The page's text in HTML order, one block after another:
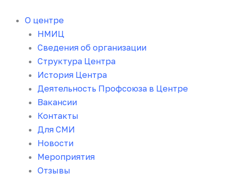
содержимому
О центре
НМИЦ
Сведения об организации
Структура Центра
История Центра
Деятельность Профсоюза в Центре
Вакансии
Контакты
Для СМИ
Новости
Мероприятия
Отзывы